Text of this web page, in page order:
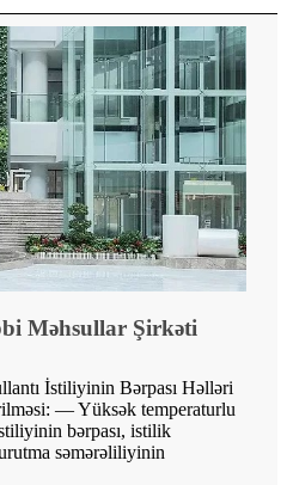
Məhsullar Şirkəti
İstiliyinin Bərpası Həlləri
— Yüksək temperaturlu
bərpası, istilik
səmərəliliyinin